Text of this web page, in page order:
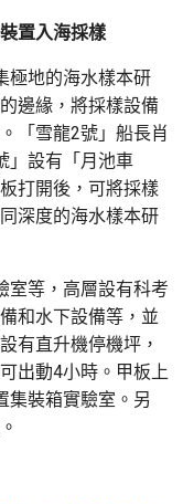
置入海採樣
極地的海水樣本研
邊緣，將採樣設備
「雪龍2號」船長肖
」設有「月池車
打開後，可將採樣
深度的海水樣本研
室等，高層設有科考
和水下設備等，並
有直升機停機坪，
出動4小時。甲板上
集裝箱實驗室。另